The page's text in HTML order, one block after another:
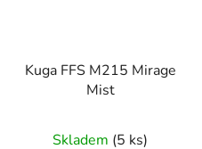
Kuga FFS M215 Mirage
Mist
Skladem (5 ks)